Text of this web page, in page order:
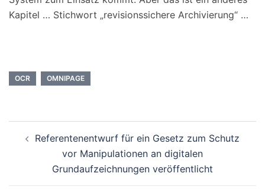
Kapitel … Stichwort „revisionssichere Archivierung“ …
OCR OMNIPAGE
Referentenentwurf für ein Gesetz zum Schutz
vor Manipulationen an digitalen
Grundaufzeichnungen veröffentlicht